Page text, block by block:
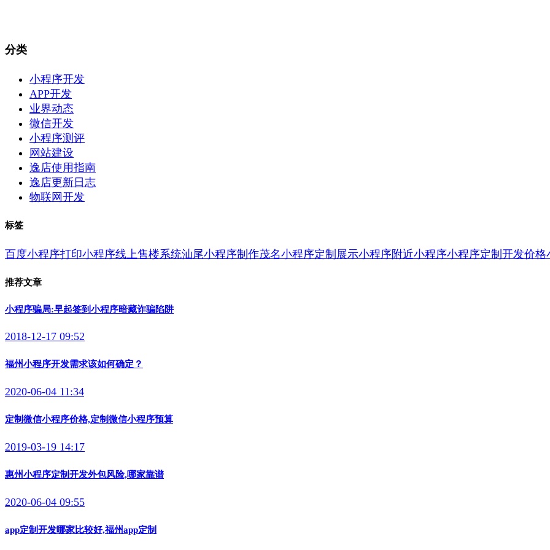
分类
小程序开发
APP开发
业界动态
微信开发
小程序测评
网站建设
逸店使用指南
逸店更新日志
物联网开发
标签
百度小程序打印小程序线上售楼系统汕尾小程序制作茂名小程序定制 展示小程序附近小程序小程序定制开发价格
推荐文章
小程序骗局:早起签到小程序暗藏诈骗陷阱
2018-12-17 09:52
福州小程序开发需求该如何确定？
2020-06-04 11:34
定制微信小程序价格,定制微信小程序预算
2019-03-19 14:17
惠州小程序定制开发外包风险,哪家靠谱
2020-06-04 09:55
app定制开发哪家比较好,福州app定制